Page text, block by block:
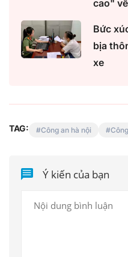
cao"
Bức
bịa
xe
TAG: Công an hà nội
Ý kiến của bạn